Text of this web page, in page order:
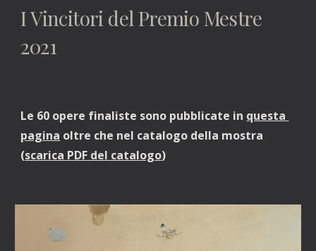
I Vincitori del Premio Mestre
2021
Le 60 opere finaliste sono pubblicate in questa
pagina oltre che nel catalogo della mostra
(scarica PDF del catalogo)